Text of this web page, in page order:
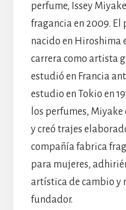
perfume, Issey
fragancia en 2009.
nacido en Hiroshima
carrera como artista
estudió en Francia
estudio en Tokio en
los perfumes,
y creó trajes
compañía fabrica
para mujeres,
artística de cambio y
fundador.